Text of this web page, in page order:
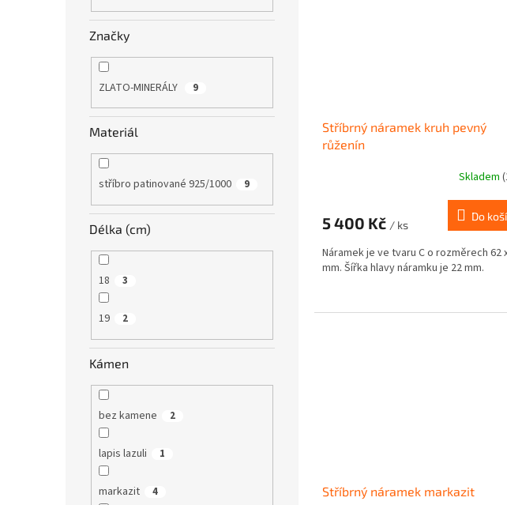
Značky
ZLATO-MINERÁLY 9
Materiál
stříbro patinované 925/1000 9
Délka (cm)
18 3
19 2
Kámen
bez kamene 2
lapis lazuli 1
markazit 4
Stříbrný náramek kruh pevný
růženín
Skladem
5 400 Kč / ks
Do
Náramek je ve tvaru C o rozměrech 62
mm. Šířka hlavy náramku je 22 mm.
Stříbrný náramek markazit